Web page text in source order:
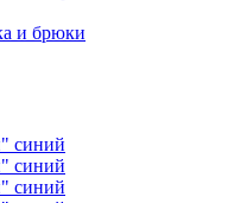
и брюки